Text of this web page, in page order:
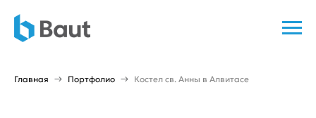
Главная Портфолио Костел св. Анны в Алвитасе